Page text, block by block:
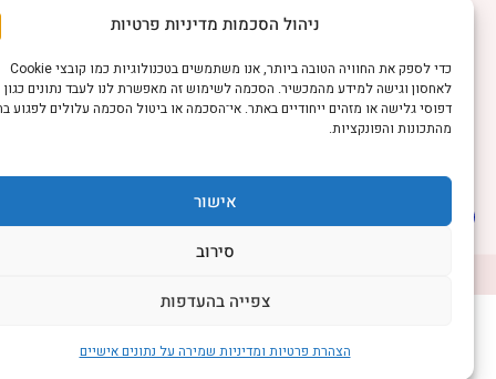
ניהול הסכמות מדיניות פרטיות
כדי לספק את החוויה הטובה ביותר, אנו משתמשים בטכנולוגיות כמו קובצי Cookie
לאחסון וגישה למידע מהמכשיר. הסכמה לשימוש זה מאפשרת לנו לעבד נתונים כגון
דפוסי גלישה או מזהים ייחודיים באתר. אי־הסכמה או ביטול הסכמה עלולים לפגוע בחלק
מהתכונות והפונקציות.
אישור
סירוב
צפייה בהעדפות
הצהרת פרטיות ומדיניות שמירה על נתונים אישיים
מידע
תקנון
הרשמה לניוזלטר